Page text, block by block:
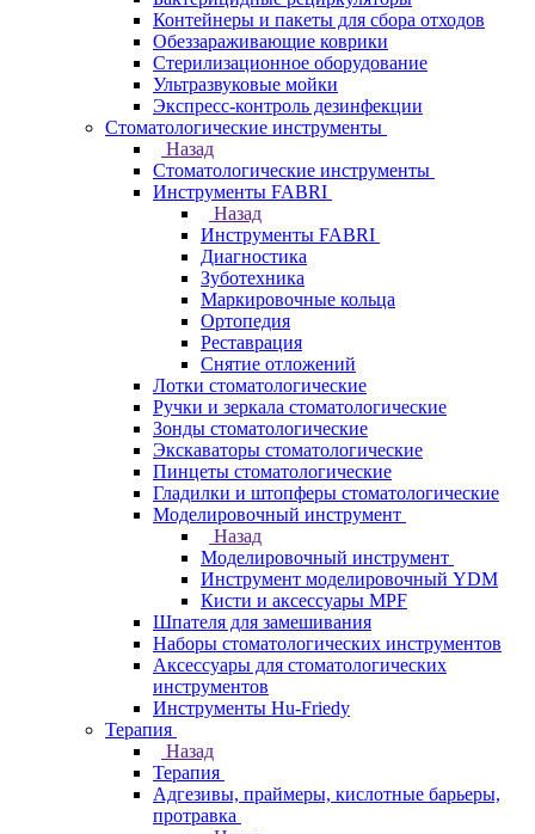
Контейнеры и пакеты для сбора отходов
Обеззараживающие коврики
Стерилизационное оборудование
Ультразвуковые мойки
Экспресс-контроль дезинфекции
Стоматологические инструменты
Назад
Стоматологические инструменты
Инструменты FABRI
Назад
Инструменты FABRI
Диагностика
Зуботехника
Маркировочные кольца
Ортопедия
Реставрация
Снятие отложений
Лотки стоматологические
Ручки и зеркала стоматологические
Зонды стоматологические
Экскаваторы стоматологические
Пинцеты стоматологические
Гладилки и штопферы стоматологические
Моделировочный инструмент
Назад
Моделировочный инструмент
Инструмент моделировочный YDM
Кисти и аксессуары MPF
Шпателя для замешивания
Наборы стоматологических инструментов
Аксессуары для стоматологических
инструментов
Инструменты Hu-Friedy
Терапия
Назад
Терапия
Адгезивы, праймеры, кислотные барьеры,
протравка